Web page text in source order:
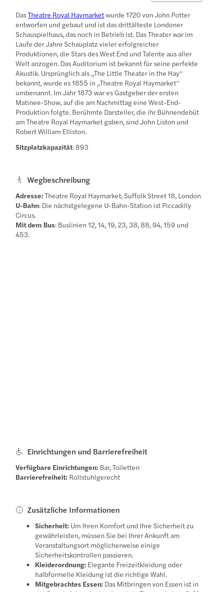
DasTheatre Royal Haymarketwurde 1720 von John Potter
entworfen und gebaut und ist das drittälteste Londoner
Schauspielhaus, das noch in Betrieb ist. Das Theater war im
Laufe der Jahre Schauplatz vieler erfolgreicher
Produktionen, die Stars des West End und Talente aus aller
Welt anzogen. Das Auditorium ist bekannt für seine perfekte
Akustik. Ursprünglich als „The Little Theater in the Hay“
bekannt, wurde es 1855 in „Theatre Royal Haymarket“
umbenannt. Im Jahr 1873 war es Gastgeber der ersten
Matinee-Show, auf die am Nachmittag eine West-End-
Produktion folgte. Berühmte Darsteller, die ihr Bühnendebüt
am Theatre Royal Haymarket gaben, sind John Liston und
Robert William Elliston.
Sitzplatzkapazität: 893
Wegbeschreibung
Adresse: Theatre Royal Haymarket, Suffolk Street 18, London
U-Bahn: Die nächstgelegene U-Bahn-Station ist Piccadilly
Circus.
Mit dem Bus: Buslinien 12, 14, 19, 23, 38, 88, 94, 159 und
453.
Einrichtungen und Barrierefreiheit
Verfügbare Einrichtungen: Bar, Toiletten
Barrierefreiheit: Rollstuhlgerecht
Zusätzliche Informationen
Sicherheit: Um Ihren Komfort und Ihre Sicherheit zu
gewährleisten, müssen Sie bei Ihrer Ankunft am
Veranstaltungsort möglicherweise einige
Sicherheitskontrollen passieren.
Kleiderordnung: Elegante Freizeitkleidung oder
halbformelle Kleidung ist die richtige Wahl.
Mitgebrachtes Essen: Das Mitbringen von Essen ist in